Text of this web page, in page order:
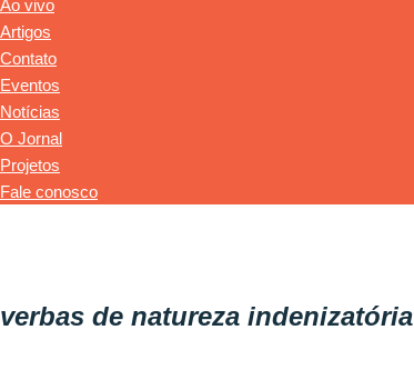
Ao vivo
Artigos
Contato
Eventos
Notícias
O Jornal
Projetos
Fale conosco
verbas de natureza indenizatória